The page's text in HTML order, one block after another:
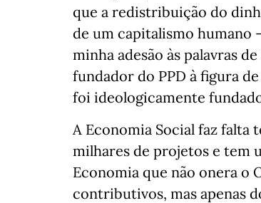
que a redistribuição do
de um capitalismo humano
minha adesão às palavras
fundador do PPD à figura
foi ideologicamente
A Economia Social faz falta
milhares de projetos e tem
Economia que não onera o
contributivos, mas apenas